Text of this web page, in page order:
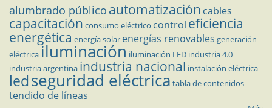
alumbrado público automatización cables
capacitación consumo eléctrico control eficiencia
energética energía solar energías renovables generación
eléctricailuminación iluminación LED industria 4.0
industria argentina industria nacional instalación eléctrica
ledseguridad eléctrica tabla de contenidos
tendido de líneas